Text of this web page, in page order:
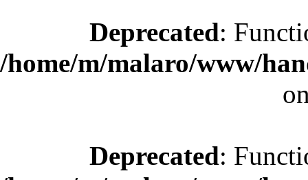
Deprecated:
/home/m/malaro/www/
Deprecated: